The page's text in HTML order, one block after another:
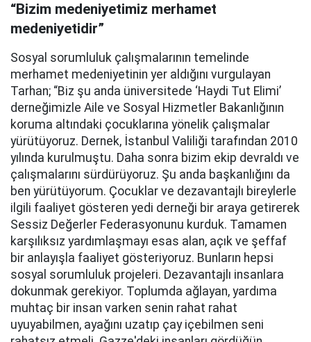
“Bizim medeniyetimiz merhamet
medeniyetidir”
Sosyal sorumluluk çalışmalarının temelinde
merhamet medeniyetinin yer aldığını vurgulayan
Tarhan; “Biz şu anda üniversitede ‘Haydi Tut Elimi’
derneğimizle Aile ve Sosyal Hizmetler Bakanlığının
koruma altındaki çocuklarına yönelik çalışmalar
yürütüyoruz. Dernek, İstanbul Valiliği tarafından 2010
yılında kurulmuştu. Daha sonra bizim ekip devraldı ve
çalışmalarını sürdürüyoruz. Şu anda başkanlığını da
ben yürütüyorum. Çocuklar ve dezavantajlı bireylerle
ilgili faaliyet gösteren yedi derneği bir araya getirerek
Sessiz Değerler Federasyonunu kurduk. Tamamen
karşılıksız yardımlaşmayı esas alan, açık ve şeffaf
bir anlayışla faaliyet gösteriyoruz. Bunların hepsi
sosyal sorumluluk projeleri. Dezavantajlı insanlara
dokunmak gerekiyor. Toplumda ağlayan, yardıma
muhtaç bir insan varken senin rahat rahat
uyuyabilmen, ayağını uzatıp çay içebilmen seni